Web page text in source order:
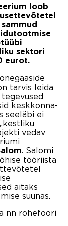
loob
sektori
eurot.
tarvis leida
tegevused
keskkonna-
seeläbi ei
vedav
. Salomi
tööriista
aitaks
suunas.
nn rohefoori